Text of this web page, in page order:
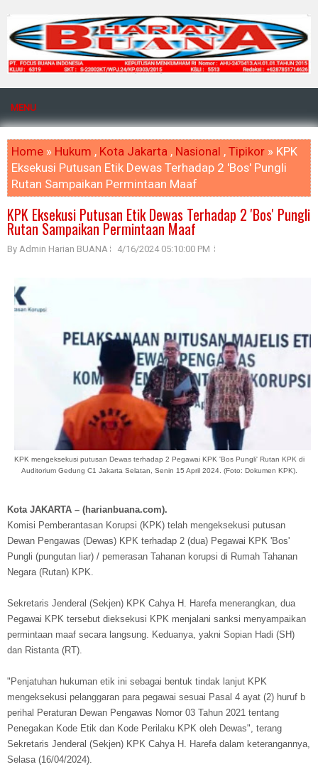
MENU
Home » Hukum , Kota Jakarta , Nasional , Tipikor » KPK
Eksekusi Putusan Etik Dewas Terhadap 2 'Bos' Pungli
Rutan Sampaikan Permintaan Maaf
KPK Eksekusi Putusan Etik Dewas Terhadap 2 'Bos' Pungli
Rutan Sampaikan Permintaan Maaf
By Admin Harian BUANA 4/16/2024 05:10:00 PM
KPK mengeksekusi putusan Dewas terhadap 2 Pegawai KPK 'Bos Pungli' Rutan KPK di
Auditorium Gedung C1 Jakarta Selatan, Senin 15 April 2024. (Foto: Dokumen KPK).
Kota JAKARTA – (harianbuana.com).
Komisi Pemberantasan Korupsi (KPK) telah mengeksekusi putusan
Dewan Pengawas (Dewas) KPK terhadap 2 (dua) Pegawai KPK 'Bos'
Pungli (pungutan liar) / pemerasan Tahanan korupsi di Rumah Tahanan
Negara (Rutan) KPK.
Sekretaris Jenderal (Sekjen) KPK Cahya H. Harefa menerangkan, dua
Pegawai KPK tersebut dieksekusi KPK menjalani sanksi menyampaikan
permintaan maaf secara langsung. Keduanya, yakni Sopian Hadi (SH)
dan Ristanta (RT).
"Penjatuhan hukuman etik ini sebagai bentuk tindak lanjut KPK
mengeksekusi pelanggaran para pegawai sesuai Pasal 4 ayat (2) huruf b
perihal Peraturan Dewan Pengawas Nomor 03 Tahun 2021 tentang
Penegakan Kode Etik dan Kode Perilaku KPK oleh Dewas", terang
Sekretaris Jenderal (Sekjen) KPK Cahya H. Harefa dalam keterangannya,
Selasa (16/04/2024).